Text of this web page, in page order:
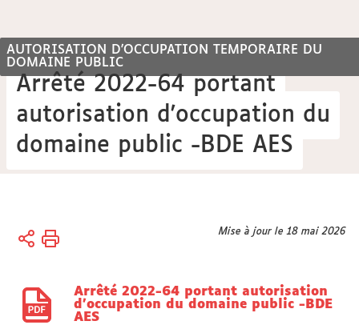
AUTORISATION D'OCCUPATION TEMPORAIRE DU
DOMAINE PUBLIC
Arrêté 2022-64 portant
autorisation d'occupation du
domaine public -BDE AES
Vous
Accueil
Arrêtés
Mise à jour le 18 mai 2026
Arrêté 2022-64 portant autorisation
d'occupation du domaine public -BDE
AES